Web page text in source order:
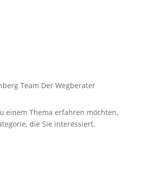
einem Thema erfahren möchten,
die Sie interessiert.